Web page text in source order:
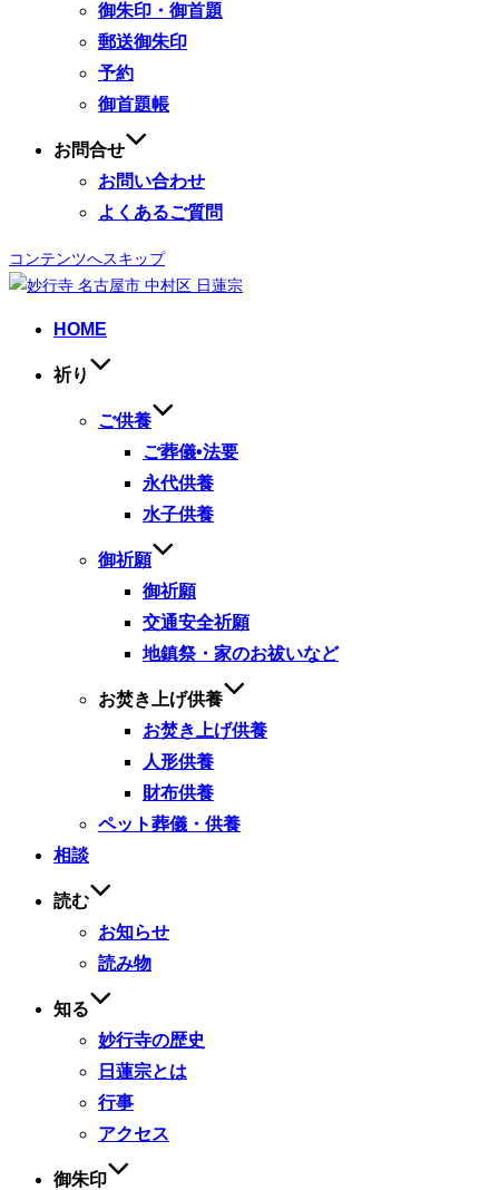
御朱印・御首題
郵送御朱印
予約
御首題帳
お問合せ
お問い合わせ
よくあるご質問
コンテンツへスキップ
HOME
祈り
ご供養
ご葬儀•法要
永代供養
水子供養
御祈願
御祈願
交通安全祈願
地鎮祭・家のお祓いなど
お焚き上げ供養
お焚き上げ供養
人形供養
財布供養
ペット葬儀・供養
相談
読む
お知らせ
読み物
知る
妙行寺の歴史
日蓮宗とは
行事
アクセス
御朱印